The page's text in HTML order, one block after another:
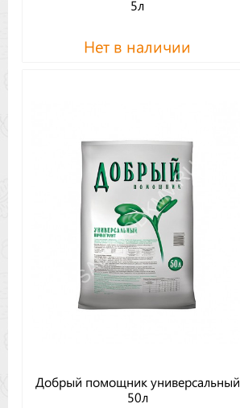
5л
Нет в наличии
Добрый помощник универсальный
50л